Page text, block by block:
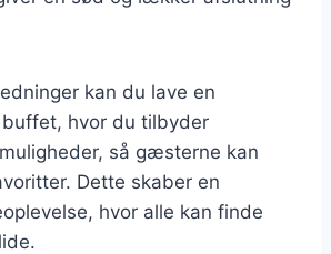
kan du lave en
hvor du tilbyder
så gæsterne kan
Dette skaber en
hvor alle kan finde